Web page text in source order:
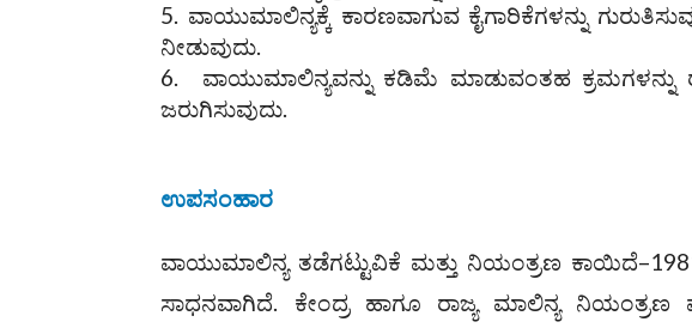
ವಾಯುಮಾಲಿನ್ಯಕ್ಕೆ ಕಾರಣವಾಗುವ ಕೈಗಾರಿಕೆಗಳನ್ನು
ನೀಡುವುದು.
ವಾಯುಮಾಲಿನ್ಯವನ್ನು ಕಡಿಮೆ ಮಾಡುವಂತಹ ಕ್ರಮಗಳನ್ನು
ಜರುಗಿಸುವುದು.
ಉಪಸಂಹಾರ
ವಾಯುಮಾಲಿನ್ಯ ತಡೆಗಟ್ಟುವಿಕೆ ಮತ್ತು ನಿಯಂತ್ರಣ
ಸಾಧನವಾಗಿದೆ. ಕೇಂದ್ರ ಹಾಗೂ ರಾಜ್ಯ ಮಾಲಿನ್ಯ